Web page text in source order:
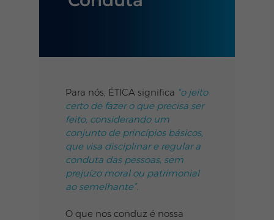
Para nós, ÉTICA significa “o jeito
certo de fazer o que precisa ser
feito, considerando um
conjunto de princípios básicos,
que visa disciplinar e regular a
conduta das pessoas, sem
prejuízo moral ou patrimonial
ao semelhante”.
O que nos conduz é nossa